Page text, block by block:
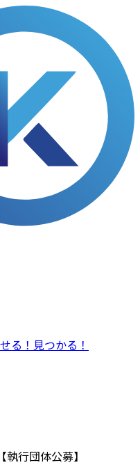
る！見つかる！
行団体公募】